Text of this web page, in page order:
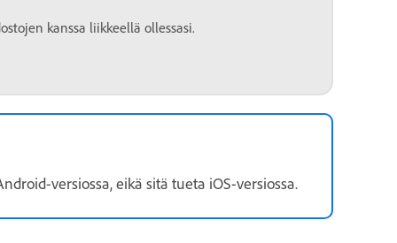
kanssa liikkeellä ollessasi.
versiossa, eikä sitä tueta iOS-versiossa.